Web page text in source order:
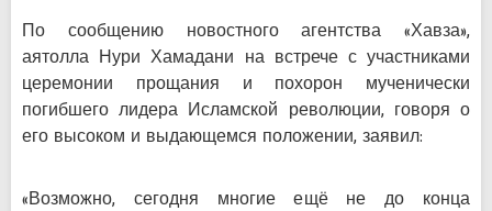
По сообщению новостного агентства «Хавза»,
аятолла Нури Хамадани на встрече с участниками
церемонии прощания и похорон мученически
погибшего лидера Исламской революции, говоря о
его высоком и выдающемся положении, заявил:
«Возможно, сегодня многие ещё не до конца